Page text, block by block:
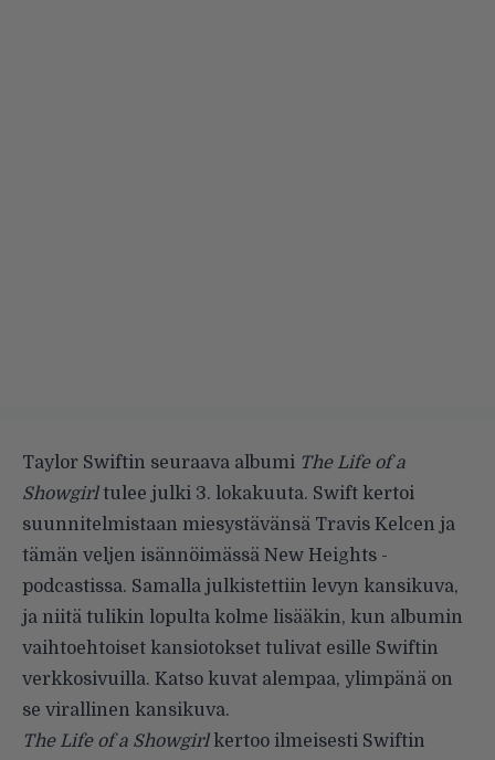
Taylor Swiftin seuraava albumi The Life of a
Showgirltulee julki 3. lokakuuta. Swift kertoi
suunnitelmistaan miesystävänsä Travis Kelcen ja
tämän veljen isännöimässä New Heights -
podcastissa. Samalla julkistettiin levyn kansikuva,
ja niitä tulikin lopulta kolme lisääkin, kun albumin
vaihtoehtoiset kansiotokset tulivat esille Swiftin
verkkosivuilla. Katso kuvat alempaa, ylimpänä on
se virallinen kansikuva.
The Life of a Showgirlkertoo ilmeisesti Swiftin